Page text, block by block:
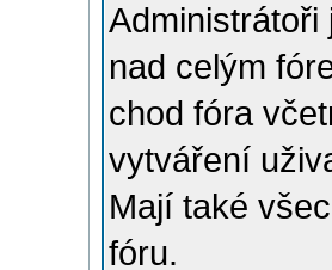
nad celým
chod fóra
vytváření
Mají také
fóru.